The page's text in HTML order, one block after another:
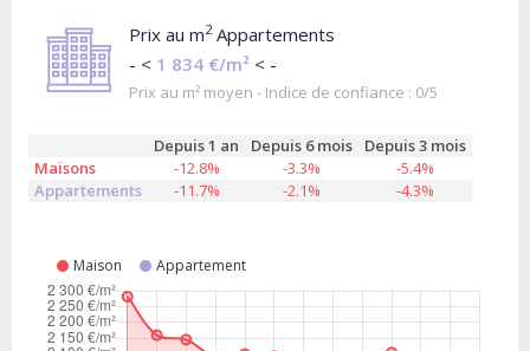
Prix au m2Appartements
- < 1 834 €/m² < -
Prix au m² moyen - Indice de confiance : 0/5
Depuis 1 an Depuis 6 mois
Depuis 3 mois
Maisons
-12.8% -3.3%
-5.4%
Appartements
-11.7% -2.1% -4.3%
Maison Appartement